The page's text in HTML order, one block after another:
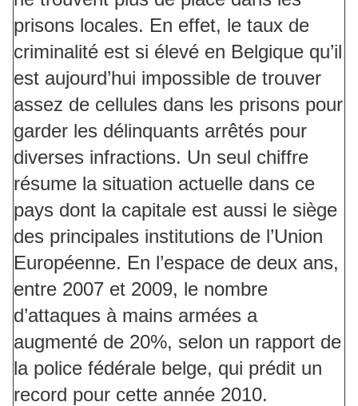
prisons locales. En effet, le taux de
criminalité est si élevé en Belgique qu’il
est aujourd’hui impossible de trouver
assez de cellules dans les prisons pour
garder les délinquants arrêtés pour
diverses infractions. Un seul chiffre
résume la situation actuelle dans ce
pays dont la capitale est aussi le siège
des principales institutions de l’Union
Européenne. En l’espace de deux ans,
entre 2007 et 2009, le nombre
d’attaques à mains armées a
augmenté de 20%, selon un rapport de
la police fédérale belge, qui prédit un
record pour cette année 2010.